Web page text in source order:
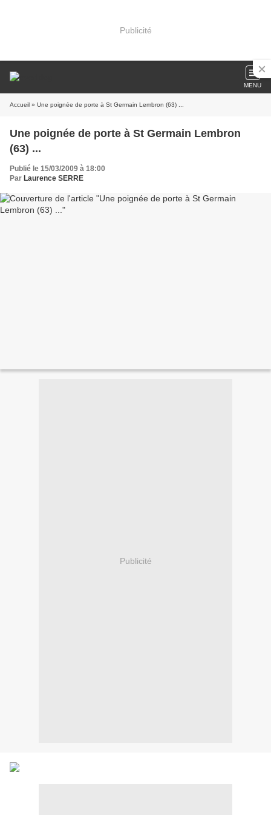
Publicité
MENU
Accueil » Une poignée de porte à St Germain Lembron (63) ...
Une poignée de porte à St Germain Lembron
(63) ...
Publié le 15/03/2009 à 18:00
Par Laurence SERRE
Publicité